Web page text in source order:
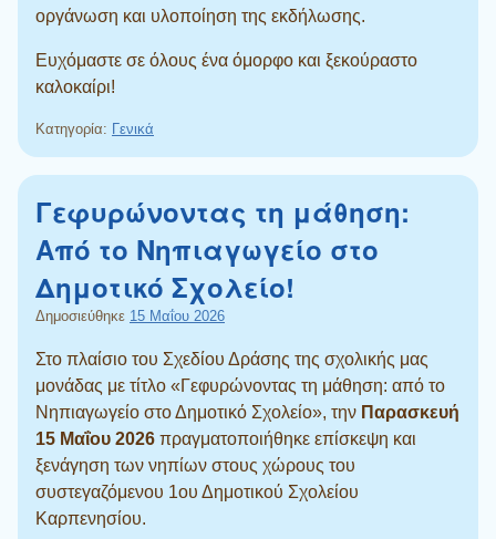
οργάνωση και υλοποίηση της εκδήλωσης.
Ευχόμαστε σε όλους ένα όμορφο και ξεκούραστο
καλοκαίρι!
Κατηγορία: Γενικά
Γεφυρώνοντας τη μάθηση:
Από το Νηπιαγωγείο στο
Δημοτικό Σχολείο!
Δημοσιεύθηκε 15 Μαΐου 2026
Στο πλαίσιο του Σχεδίου Δράσης της σχολικής μας
μονάδας με τίτλο «Γεφυρώνοντας τη μάθηση: από το
Νηπιαγωγείο στο Δημοτικό Σχολείο», την Παρασκευή
15 Μαΐου 2026 πραγματοποιήθηκε επίσκεψη και
ξενάγηση των νηπίων στους χώρους του
συστεγαζόμενου 1ου Δημοτικού Σχολείου
Καρπενησίου.